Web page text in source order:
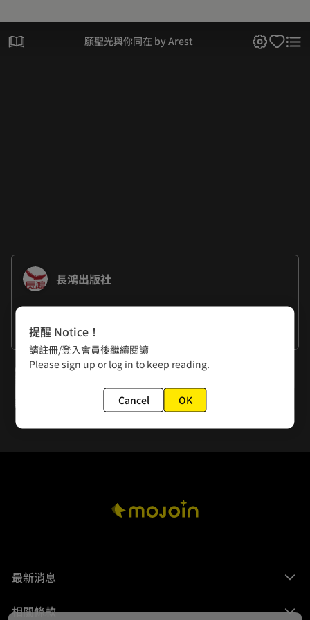
願聖光與你同在 by Arest
長鴻出版社
謝謝你的閱讀。
下一話
潔癖男子的戀愛舒適度 by Gene
最新消息
相關條款
提醒 Notice！
請註冊/登入會員後繼續閱讀
Please sign up or log in to keep reading.
Cancel OK